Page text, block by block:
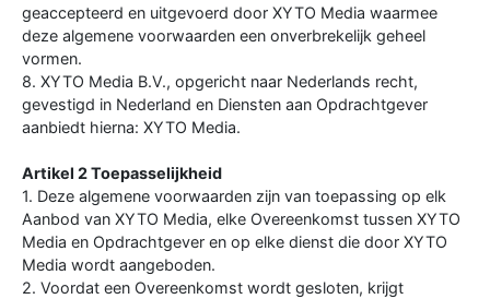
geaccepteerd en uitgevoerd door XYTO Media waarmee
deze algemene voorwaarden een onverbrekelijk geheel
vormen.
8. XYTO Media B.V., opgericht naar Nederlands recht,
gevestigd in Nederland en Diensten aan Opdrachtgever
aanbiedt hierna: XYTO Media.
Artikel 2 Toepasselijkheid
1. Deze algemene voorwaarden zijn van toepassing op elk
Aanbod van XYTO Media, elke Overeenkomst tussen XYTO
Media en Opdrachtgever en op elke dienst die door XYTO
Media wordt aangeboden.
2. Voordat een Overeenkomst wordt gesloten, krijgt